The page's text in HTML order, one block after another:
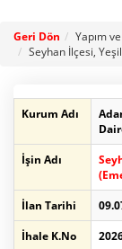
Geri Dön Yapım
Seyhan İlçesi,
Kurum Adı
İşin Adı
İlan Tarihi
İhale K.No